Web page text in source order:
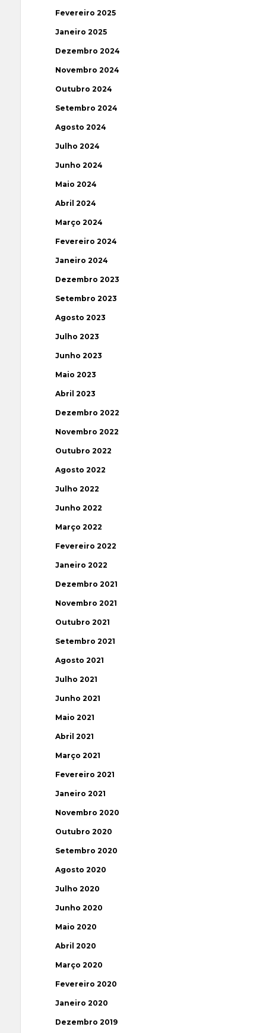
Fevereiro 2025
Janeiro 2025
Dezembro 2024
Novembro 2024
Outubro 2024
Setembro 2024
Agosto 2024
Julho 2024
Junho 2024
Maio 2024
Abril 2024
Março 2024
Fevereiro 2024
Janeiro 2024
Dezembro 2023
Setembro 2023
Agosto 2023
Julho 2023
Junho 2023
Maio 2023
Abril 2023
Dezembro 2022
Novembro 2022
Outubro 2022
Agosto 2022
Julho 2022
Junho 2022
Março 2022
Fevereiro 2022
Janeiro 2022
Dezembro 2021
Novembro 2021
Outubro 2021
Setembro 2021
Agosto 2021
Julho 2021
Junho 2021
Maio 2021
Abril 2021
Março 2021
Fevereiro 2021
Janeiro 2021
Novembro 2020
Outubro 2020
Setembro 2020
Agosto 2020
Julho 2020
Junho 2020
Maio 2020
Abril 2020
Março 2020
Fevereiro 2020
Janeiro 2020
Dezembro 2019